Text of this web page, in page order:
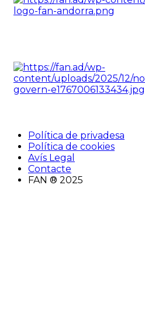
Política de privadesa
Política de cookies
Avís Legal
Contacte
FAN ® 2025